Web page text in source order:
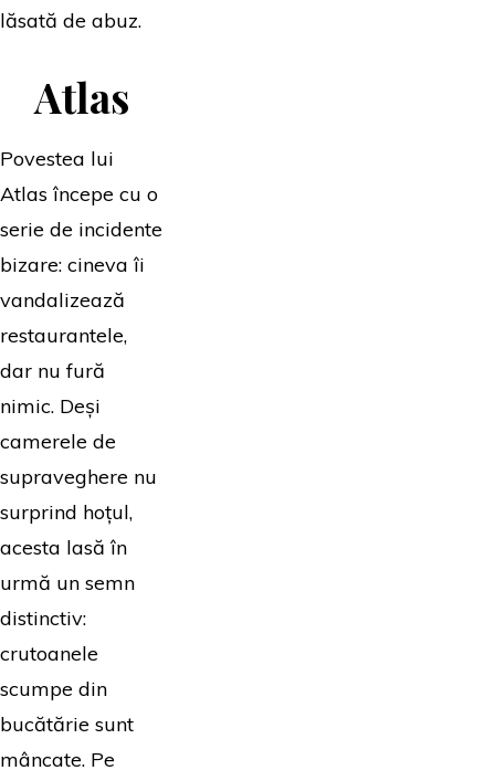
lăsată de abuz.
Atlas
Povestea lui
Atlas începe cu o
serie de incidente
bizare: cineva îi
vandalizează
restaurantele,
dar nu fură
nimic. Deși
camerele de
supraveghere nu
surprind hoțul,
acesta lasă în
urmă un semn
distinctiv:
crutoanele
scumpe din
bucătărie sunt
mâncate. Pe